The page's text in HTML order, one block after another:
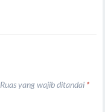
Ruas yang wajib ditandai *